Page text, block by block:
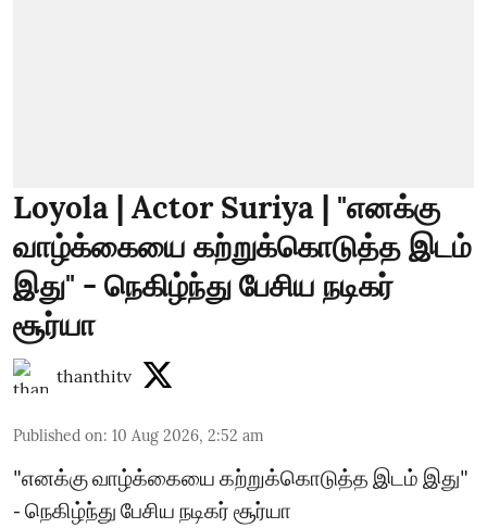
Loyola | Actor Suriya | "எனக்கு
வாழ்க்கையை கற்றுக்கொடுத்த இடம்
இது" - நெகிழ்ந்து பேசிய நடிகர்
சூர்யா
thanthitv
Published on: 10 Aug 2026, 2:52 am
"எனக்கு வாழ்க்கையை கற்றுக்கொடுத்த இடம் இது"
- நெகிழ்ந்து பேசிய நடிகர் சூர்யா